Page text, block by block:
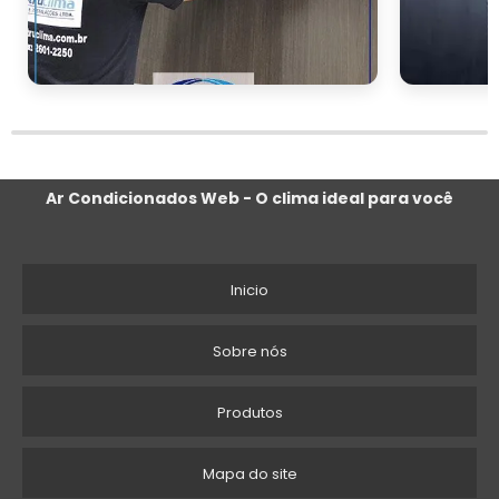
esses microorganismos, protegendo a saúde
dos ocupantes do veículo e prevenindo a
propagação de doenças.
Desempenho do veículo:Um sistema de
mais eficiente, reduzindo a carga sobre o
motor e, consequentemente, o consumo de
contribui para uma maior economia de
condicionado higienizado e em bom estado
sistema, reduzindo a necessidade de reparos
Ar Condicionados Web - O clima ideal para você
Inicio
Sobre nós
Produtos
Mapa do site